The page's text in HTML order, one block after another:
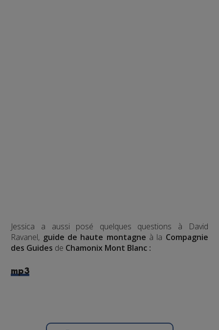
Jessica a aussi posé quelques questions à David
Ravanel, guide de haute montagne à la Compagnie
des Guides de Chamonix Mont Blanc :
mp3